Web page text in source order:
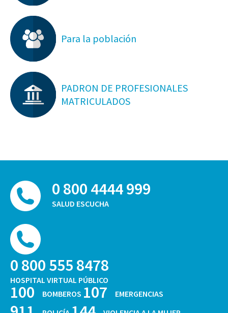
Para la población
PADRON DE PROFESIONALES
MATRICULADOS
0 800 4444 999
SALUD ESCUCHA
0 800 555 8478
HOSPITAL VIRTUAL PÚBLICO
100 BOMBEROS 107 EMERGENCIAS